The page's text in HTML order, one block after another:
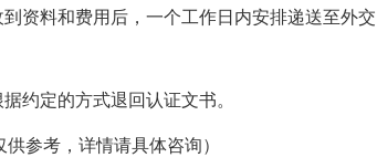
资料和费用后，一个工作日内安排递送至外交
约定的方式退回认证文书。
参考，详情请具体咨询）